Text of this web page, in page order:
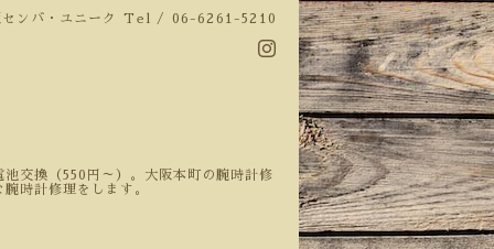
ンバ・ユニーク Tel / 06-6261-5210
交換（550円～）。大阪本町の腕時計修
時計修理をします。